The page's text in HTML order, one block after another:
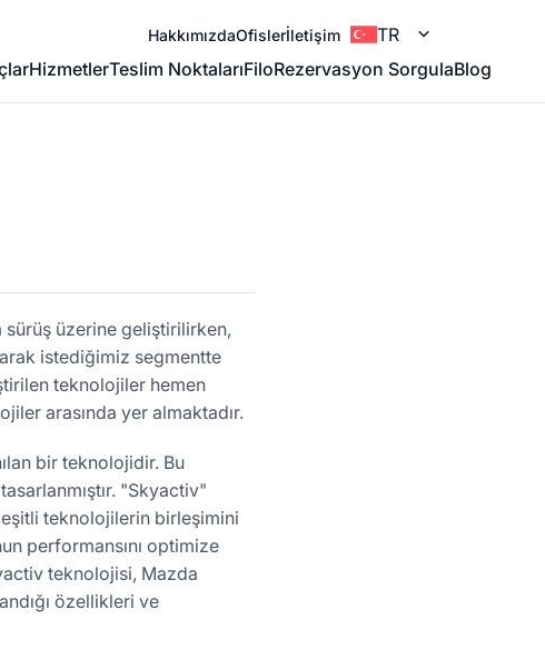
HakkımızdaOfislerİletişim
TR
HizmetlerTeslim NoktalarıFiloRezervasyon SorgulaBlog
sürüş üzerine geliştirilirken,
istediğimiz segmentte
teknolojiler hemen
arasında yer almaktadır.
bir teknolojidir. Bu
"Skyactiv"
teknolojilerin birleşimini
performansını optimize
teknolojisi, Mazda
özellikleri ve